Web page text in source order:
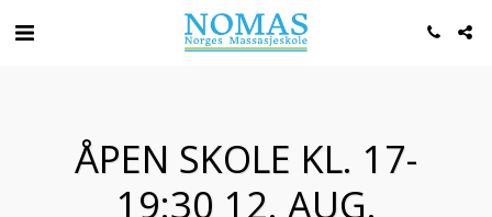
ÅPEN SKOLE KL. 17-
19:30 12. AUG.